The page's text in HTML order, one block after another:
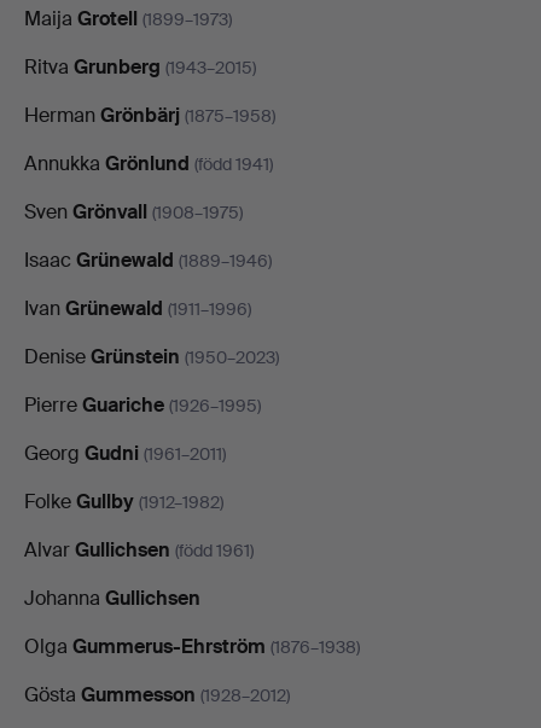
Maija Grotell (1899–1973)
Ritva Grunberg (1943–2015)
Herman Grönbärj (1875–1958)
Annukka Grönlund (född 1941)
Sven Grönvall (1908–1975)
Isaac Grünewald (1889–1946)
Ivan Grünewald (1911–1996)
DeniseGrünstein (1950–2023)
PierreGuariche (1926–1995)
Georg Gudni (1961–2011)
FolkeGullby (1912–1982)
AlvarGullichsen (född 1961)
Johanna Gullichsen
Olga Gummerus-Ehrström (1876–1938)
Gösta Gummesson (1928–2012)